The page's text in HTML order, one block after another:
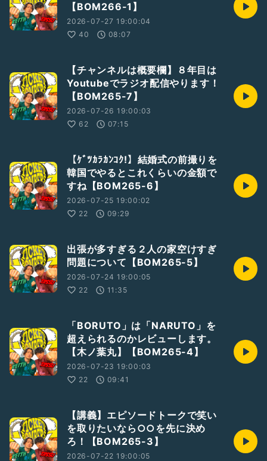
【BOM266-1】
2026-07-27 19:00:04
40
08:07
【チャンネルは概要欄】８年目は
Youtubeでラジオ配信やります！
【BOM265-7】
2026-07-26 19:00:03
62
07:15
【ｹﾞﾂｶﾗｶﾝｺｸ!】結婚式の前撮りを
韓国でやるとこれくらいの金額で
すね【BOM265-6】
2026-07-25 19:00:02
22
09:29
出張が多すぎる２人の家空けすぎ
問題について【BOM265-5】
2026-07-24 19:00:05
22
11:35
「BORUTO」は「NARUTO」を
超えられるのかレビューします。
【木ノ葉丸】【BOM265-4】
2026-07-23 19:00:03
22
09:41
【講義】エピソードトークで笑い
を取りたいなら○○を先に決め
ろ！【BOM265-3】
2026-07-22 19:00:05